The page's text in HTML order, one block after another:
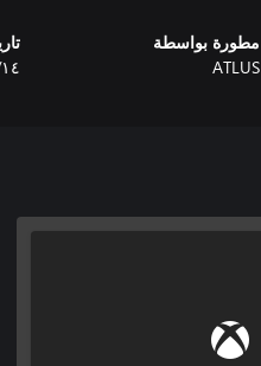
مطورة بواسطة
ATLUS ١٤‏/٩‏/٢٠٢٢